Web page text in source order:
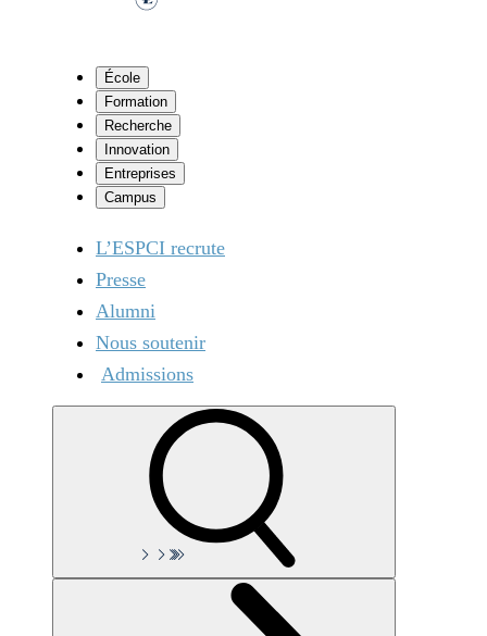
École
Formation
Recherche
Innovation
Entreprises
Campus
L’ESPCI recrute
Presse
Alumni
Nous soutenir
Admissions